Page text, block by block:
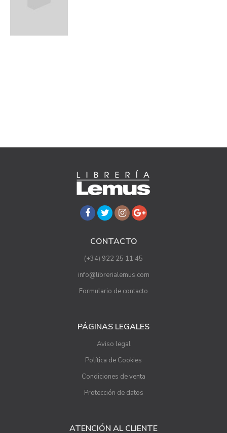
CONTACTO
(+34) 922 25 11 45
info@librerialemus.com
Formulario de contacto
PÁGINAS LEGALES
Aviso legal
Política de Cookies
Condiciones de venta
Protección de datos
ATENCIÓN AL CLIENTE